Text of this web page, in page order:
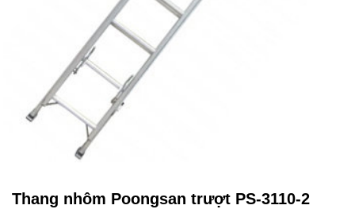
Thang nhôm Poongsan trượt PS-3110-2